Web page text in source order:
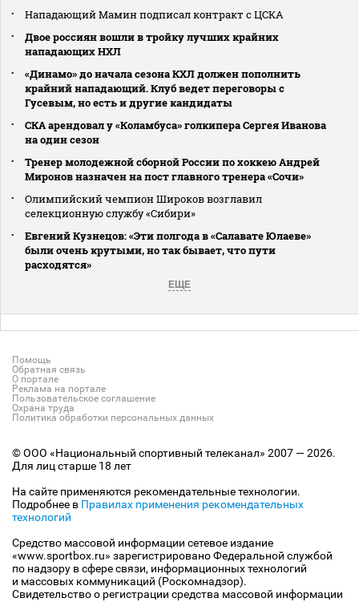
Нападающий Мамин подписал контракт с ЦСКА
Двое россиян вошли в тройку лучших крайних
нападающих НХЛ
«Динамо» до начала сезона КХЛ должен пополнить
крайний нападающий. Клуб ведет переговоры с
Гусевым, но есть и другие кандидаты
СКА арендовал у «Коламбуса» голкипера Сергея Иванова
на один сезон
Тренер молодежной сборной России по хоккею Андрей
Миронов назначен на пост главного тренера «Сочи»
Олимпийский чемпион Широков возглавил
селекционную службу «Сибири»
Евгений Кузнецов: «Эти полгода в «Салавате Юлаеве»
были очень крутыми, но так бывает, что пути
расходятся»
ЕЩЕ
Помощь
Обратная связь
О портале
Реклама на портале
Пользовательское соглашение
Охрана труда
Политика обработки персональных данных
© ООО «Национальный спортивный телеканал» 2007 — 2026.
Для лиц старше 18 лет
На сайте применяются рекомендательные технологии.
Подробнее в Правилах применения рекомендательных
технологий
Средство массовой информации сетевое издание
«www.sportbox.ru» зарегистрировано Федеральной службой
по надзору в сфере связи, информационных технологий
и массовых коммуникаций (Роскомнадзор).
Свидетельство о регистрации средства массовой информации